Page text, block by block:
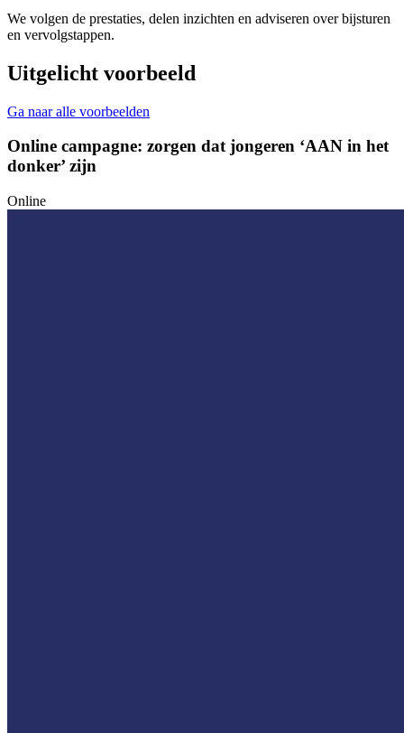
We volgen de prestaties, delen inzichten en adviseren over bijsturen
en vervolgstappen.
Uitgelicht voorbeeld
Ga naar alle voorbeelden
Online campagne: zorgen dat jongeren ‘AAN in het
donker’ zijn
Online